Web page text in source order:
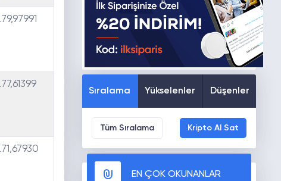
Sıralama Yükselenler Düşenler
Tüm Sıralama Kripto Al Sat
EN ÇOK OKUNANLAR